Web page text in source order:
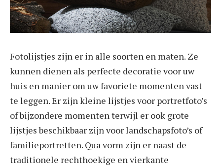
Fotolijstjes zijn er in alle soorten en maten. Ze
kunnen dienen als perfecte decoratie voor uw
huis en manier om uw favoriete momenten vast
te leggen. Er zijn kleine lijstjes voor portretfoto’s
of bijzondere momenten terwijl er ook grote
lijstjes beschikbaar zijn voor landschapsfoto’s of
familieportretten. Qua vorm zijn er naast de
traditionele rechthoekige en vierkante